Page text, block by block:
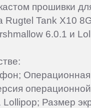
прошивки
Rugtel Tank X10
6.0.1 и
Lollipop; Размер